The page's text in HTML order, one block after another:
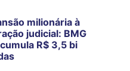
milionária à
judicial: BMG
R$ 3,5 bi